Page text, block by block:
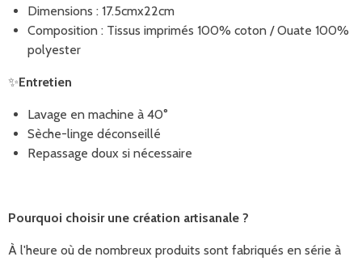
Dimensions : 17.5cmx22cm
Composition : Tissus imprimés 100% coton / Ouate 100%
polyester
✨Entretien
Lavage en machine à 40°
Sèche-linge déconseillé
Repassage doux si nécessaire
Pourquoi choisir une création artisanale ?
À l'heure où de nombreux produits sont fabriqués en série à